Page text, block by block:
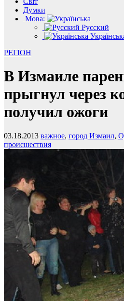
Думки
Мова:
Русский
РЕГІОН
В Измаиле
прыгнул через
получил ожоги
03.18.2013 важное, город Измаил,
происшествия